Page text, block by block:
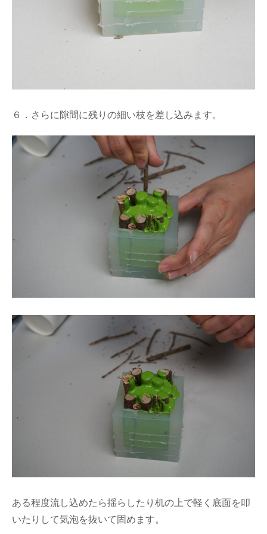
６．さらに隙間に残りの細い枝を差し込みます。
ある程度流し込めたら揺らしたり机の上で軽く底面を叩
いたりして気泡を抜いて固めます。